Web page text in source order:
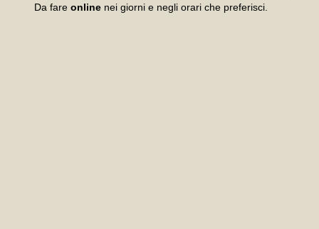
Da fare online nei giorni e negli orari che preferisci.